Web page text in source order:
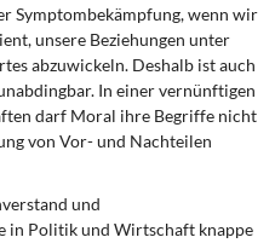
Symptombekämpfung, wenn wir
unsere Beziehungen unter
abzuwickeln. Deshalb ist auch
In einer vernünftigen
darf Moral ihre Begriffe nicht
von Vor- und Nachteilen
und
in Politik und Wirtschaft knappe